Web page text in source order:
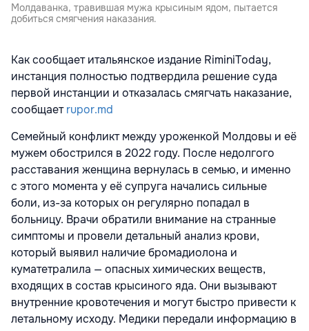
Молдаванка, травившая мужа крысиным ядом, пытается
добиться смягчения наказания.
Как сообщает итальянское издание RiminiToday,
инстанция полностью подтвердила решение суда
первой инстанции и отказалась смягчать наказание,
сообщаетrupor.md
Семейный конфликт между уроженкой Молдовы и её
мужем обострился в 2022 году. После недолгого
расставания женщина вернулась в семью, и именно
с этого момента у её супруга начались сильные
боли, из-за которых он регулярно попадал в
больницу. Врачи обратили внимание на странные
симптомы и провели детальный анализ крови,
который выявил наличие бромадиолона и
куматетралила — опасных химических веществ,
входящих в состав крысиного яда. Они вызывают
внутренние кровотечения и могут быстро привести к
летальному исходу. Медики передали информацию в